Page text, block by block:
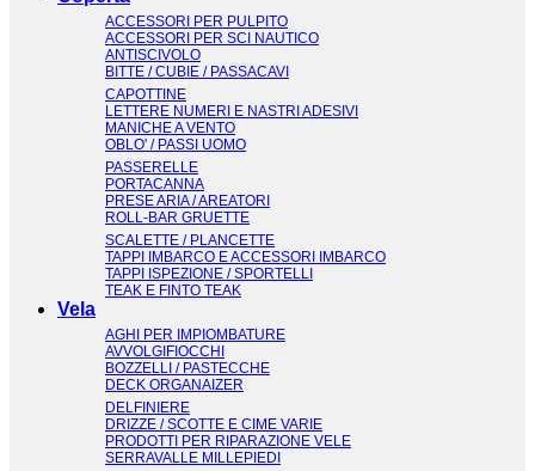
ACCESSORI PER PULPITO
ACCESSORI PER SCI NAUTICO
ANTISCIVOLO
BITTE / CUBIE / PASSACAVI
CAPOTTINE
LETTERE NUMERI E NASTRI ADESIVI
MANICHE A VENTO
OBLO' / PASSI UOMO
PASSERELLE
PORTACANNA
PRESE ARIA / AREATORI
ROLL-BAR GRUETTE
SCALETTE / PLANCETTE
TAPPI IMBARCO E ACCESSORI IMBARCO
TAPPI ISPEZIONE / SPORTELLI
TEAK E FINTO TEAK
Vela
AGHI PER IMPIOMBATURE
AVVOLGIFIOCCHI
BOZZELLI / PASTECCHE
DECK ORGANAIZER
DELFINIERE
DRIZZE / SCOTTE E CIME VARIE
PRODOTTI PER RIPARAZIONE VELE
SERRAVALLE MILLEPIEDI